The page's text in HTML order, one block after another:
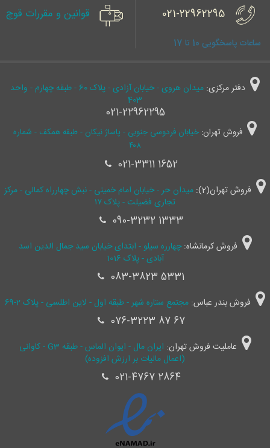
021-22962295
ساعات پاسخگویی 10 تا 17
قوانین و مقررات قوچ
دفتر مرکزی:
میدان هروی - خیابان آزادی - پلاک 60 - طبقه چهارم - واحد
403
021-22962295
فروش تهران: خیابان فردوسی جنوبی - پاساژ نیکان - طبقه همکف - شماره
۴۰۸
021-3311 1652
فروش تهران(2):
میدان حر - خیابان امام خمینی - نبش چهارراه کمالی - مرکز
تجاری فضیلت - پلاک ۱۷
090-3232 1333
فروش کرمانشاه:چهارره سیلو - ابتدای خیابان سید جمال ‌الدین اسد
آبادی - پلاک 1016
083-3823 5331
فروش بندر عباس: مجتمع ستاره شهر - طبقه اول - لاین اطلسی - پلاک 2-69
076-3223 87 67
عاملیت فروش تهران:
ایران مال - ایوان الماس - طبقه G3 - کاوانی
(اعمال مالیات بر ارزش افزوده)
021-4767 2864